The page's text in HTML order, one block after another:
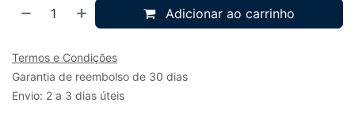
Adicionar ao carrinho
Termos e Condições
Garantia de reembolso de 30 dias
Envio: 2 a 3 dias úteis